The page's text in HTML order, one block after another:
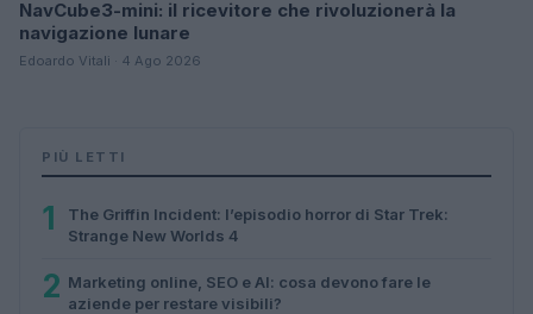
NavCube3-mini: il ricevitore che rivoluzionerà la
navigazione lunare
Edoardo Vitali · 4 Ago 2026
PIÙ LETTI
1
The Griffin Incident: l’episodio horror di Star Trek:
Strange New Worlds 4
2 Marketing online, SEO e AI: cosa devono fare le
aziende per restare visibili?